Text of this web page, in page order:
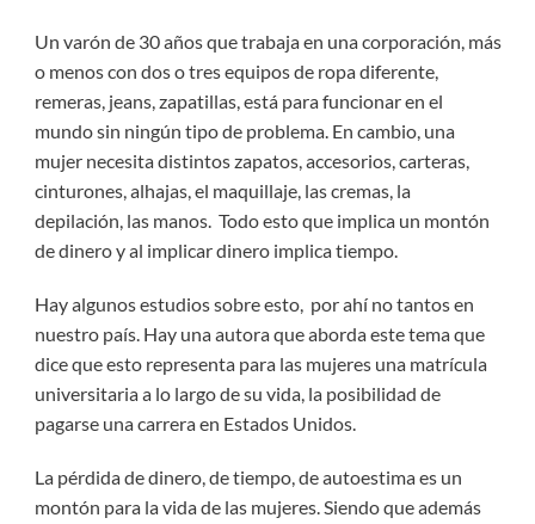
Un varón de 30 años que trabaja en una corporación, más
o menos con dos o tres equipos de ropa diferente,
remeras, jeans, zapatillas, está para funcionar en el
mundo sin ningún tipo de problema. En cambio, una
mujer necesita distintos zapatos, accesorios, carteras,
cinturones, alhajas, el maquillaje, las cremas, la
depilación, las manos. Todo esto que implica un montón
de dinero y al implicar dinero implica tiempo.
Hay algunos estudios sobre esto, por ahí no tantos en
nuestro país. Hay una autora que aborda este tema que
dice que esto representa para las mujeres una matrícula
universitaria a lo largo de su vida, la posibilidad de
pagarse una carrera en Estados Unidos.
La pérdida de dinero, de tiempo, de autoestima es un
montón para la vida de las mujeres. Siendo que además